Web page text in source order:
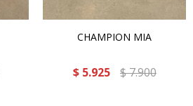
CHAMPION MIA
$ 5.925 $7.900